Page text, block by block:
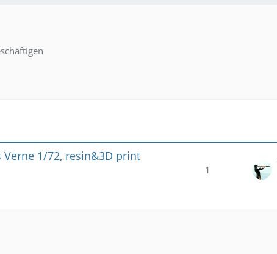
Verne 1/72, resin&3D print
1